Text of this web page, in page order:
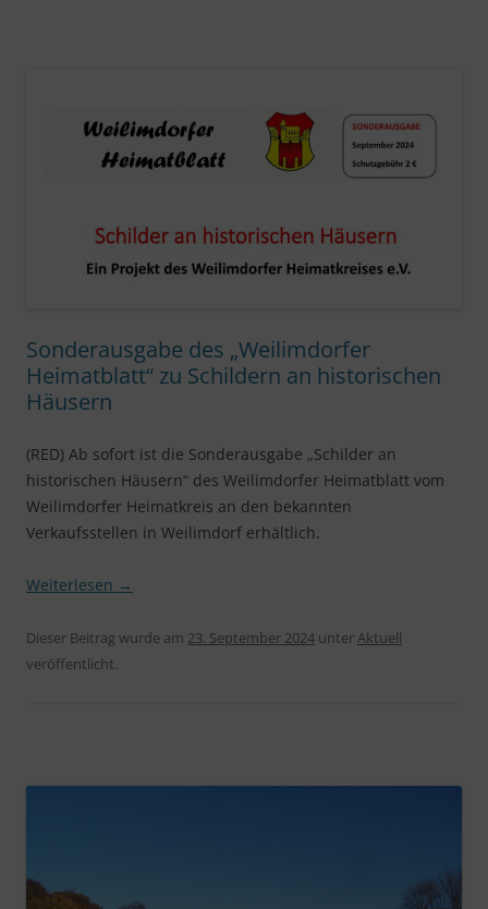
Sonderausgabe des „Weilimdorfer
Heimatblatt“ zu Schildern an historischen
Häusern
(RED) Ab sofort ist die Sonderausgabe „Schilder an
historischen Häusern“ des Weilimdorfer Heimatblatt vom
Weilimdorfer Heimatkreis an den bekannten
Verkaufsstellen in Weilimdorf erhältlich.
Weiterlesen →
Dieser Beitrag wurde am 23. September 2024 unterAktuell
veröffentlicht.